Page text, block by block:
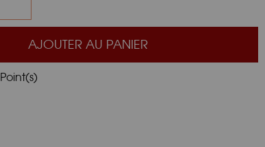
AJOUTER AU PANIER
Point(s)